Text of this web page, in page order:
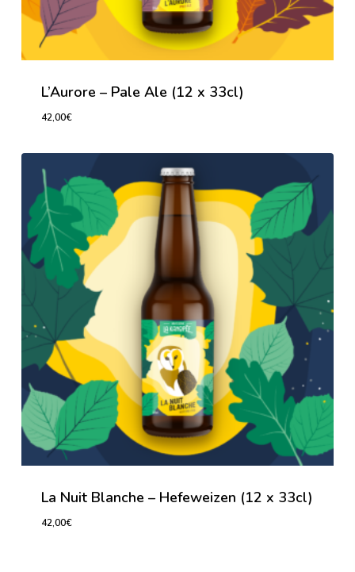
L’Aurore – Pale Ale (12 x 33cl)
42,00€
La Nuit Blanche – Hefeweizen (12 x 33cl)
42,00€